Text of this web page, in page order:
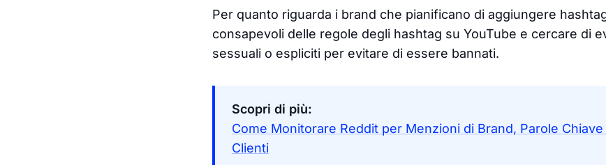
Per quanto riguarda i brand che pianificano di aggiungere
consapevoli delle regole degli hashtag su YouTube e cercare di
sessuali o espliciti per evitare di essere bannati.
Scopri di più:
Come Monitorare Reddit per Menzioni di Brand, Parole
Clienti